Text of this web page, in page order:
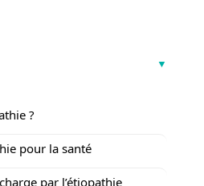
?
pour la santé
par l’étiopathie